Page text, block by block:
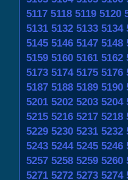
5117 5118 5119 5120
5131 5132 5133 5134
5145 5146 5147 5148
5159 5160 5161 5162
5173 5174 5175 5176
5187 5188 5189 5190
5201 5202 5203 5204
5215 5216 5217 5218
5229 5230 5231 5232
5243 5244 5245 5246
5257 5258 5259 5260
5271 5272 5273 5274